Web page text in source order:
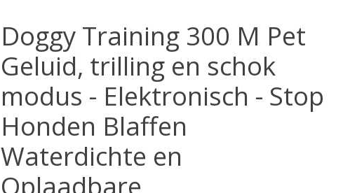
Doggy Training 300 M Pet
Geluid, trilling en schok
modus - Elektronisch - Stop
Honden Blaffen
Waterdichte en